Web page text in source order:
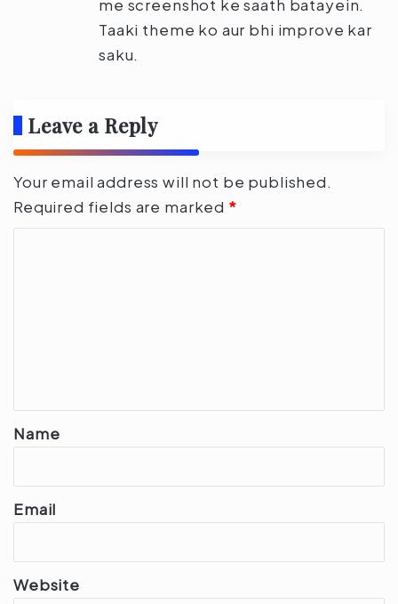
me screenshot ke saath batayein.
Taaki theme ko aur bhi improve kar
saku.
Leave a Reply
Your email address will not be published.
Required fields are marked *
*
Name
Email
Website